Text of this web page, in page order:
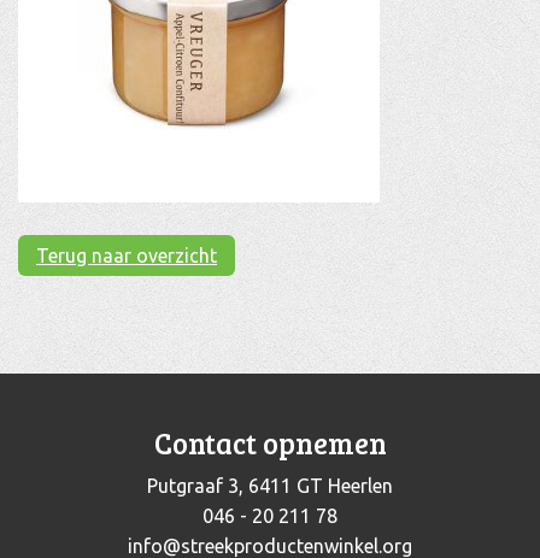
Terug naar overzicht
Contact opnemen
Putgraaf 3, 6411 GT Heerlen
046 - 20 211 78
info@streekproductenwinkel.org